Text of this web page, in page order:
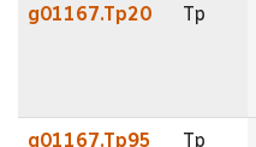
g01167.Tp20 Tp
g01167.Tp95 Tp